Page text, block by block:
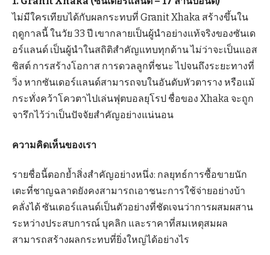
ไม่มีใครเทียบได้กับผลกระทบที่ Granit Xhaka สร้างขึ้นใน
ฤดูกาลนี้ ในวัย 33 ปี เขากลายเป็นผู้นำอย่างแท้จริงของซันเด
อร์แลนด์ เป็นผู้นำในสถิติสำคัญแทบทุกด้าน ไม่ว่าจะเป็นแอส
ซิสต์ การสร้างโอกาส การดวลลูกที่ชนะ ไปจนถึงระยะทางที่
วิ่ง หากซันเดอร์แลนด์สามารถจบในอันดับหัวตาราง หรือแม้
กระทั่งคว้าโควตาไปเล่นฟุตบอลยุโรป ชื่อของ Xhaka จะถูก
จารึกไว้ว่าเป็นปัจจัยสำคัญอย่างแน่นอน
ความคิดเห็นของเรา
รายชื่อนี้ตอกย้ำสิ่งสำคัญอย่างหนึ่ง: กลยุทธ์การซื้อขายนัก
เตะที่ชาญฉลาดยังคงสามารถเอาชนะการใช้จ่ายอย่างบ้า
คลั่งได้ ซันเดอร์แลนด์เป็นตัวอย่างที่ชัดเจนว่าการผสมผสาน
ระหว่างประสบการณ์ บุคลิก และราคาที่สมเหตุสมผล
สามารถสร้างผลกระทบที่ยิ่งใหญ่ได้อย่างไร